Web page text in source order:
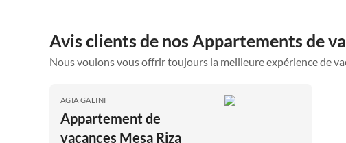
Avis clients de nos Appartements de
Nous voulons vous offrir toujours la meilleure expérience de
AGIA GALINI
Appartement de
vacances Mesa Riza